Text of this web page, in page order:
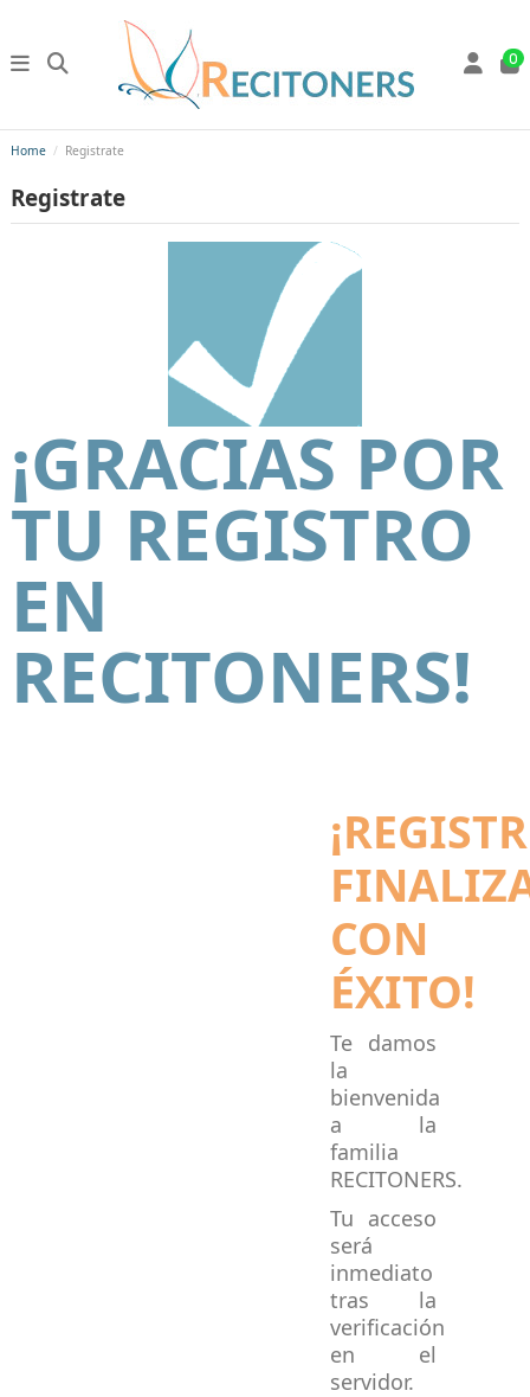
0
Home Registrate
Registrate
¡GRACIAS POR
TU REGISTRO
EN
RECITONERS!
CON
ÉXITO!
Te damos
la
bienvenida
a la
familia
RECITONERS.
Tu acceso
será
inmediato
tras la
verificación
en el
servidor.